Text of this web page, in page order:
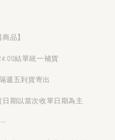
商品】
結單統一補貨
週五到貨寄出
期以當次收單日期為主
---